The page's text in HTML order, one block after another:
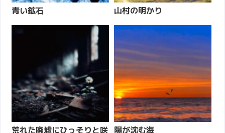
青い鉱石 山村の明かり
荒れた廃墟にひっそりと咲 陽が沈む海